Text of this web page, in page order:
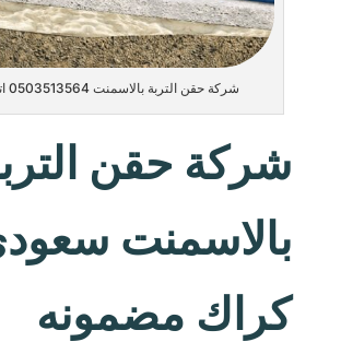
شركة حقن التربة بالاسمنت 0503513564 اتصل الآن
شركة حقن
بالاسمنت
كراك مضمونه